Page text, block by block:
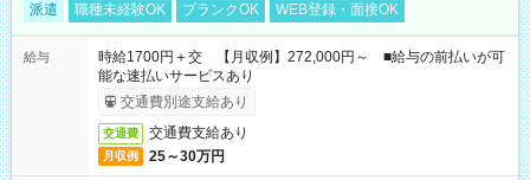
派遣 職種未経験OK ブランクOK WEB登録・面接OK
給与
時給1700円＋交 【月収例】272,000円～ ■給与の前払いが可
能な速払いサービスあり
交通費別途支給あり
交通費 交通費支給あり
月収例 25～30万円